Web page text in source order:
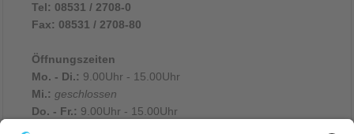
Tel: 08531 / 2708-0
Fax: 08531 / 2708-80
Öffnungszeiten
Mo. - Di.: 9.00Uhr - 15.00Uhr
Mi.: geschlossen
Do. - Fr.: 9.00Uhr - 15.00Uhr